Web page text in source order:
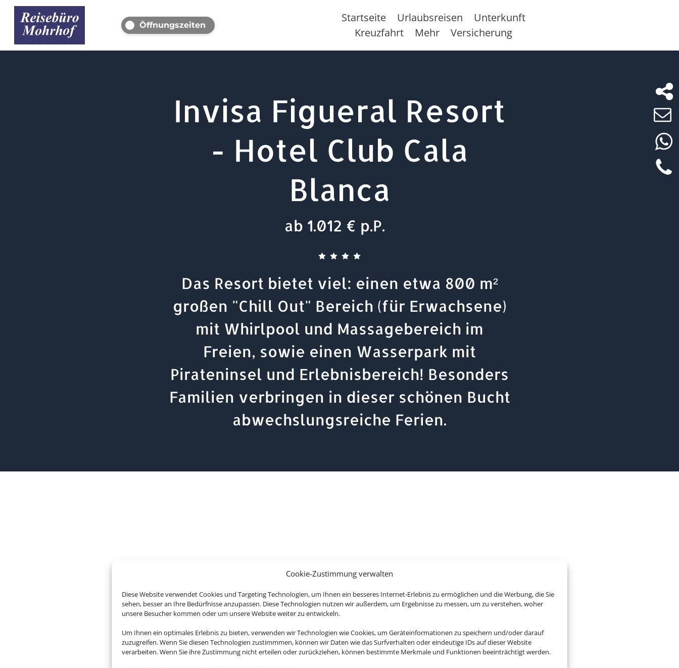
Cookie-Zustimmung verwalten
Diese Website verwendet Cookies und Targeting Technologien, um Ihnen ein besseres Internet-Erlebnis zu ermöglichen und die Werbung, die Sie
sehen, besser an Ihre Bedürfnisse anzupassen. Diese Technologien nutzen wir außerdem, um Ergebnisse zu messen, um zu verstehen, woher
unsere Besucher kommen oder um unsere Website weiter zu entwickeln.
Um Ihnen ein optimales Erlebnis zu bieten, verwenden wir Technologien wie Cookies, um Geräteinformationen zu speichern und/oder darauf
zuzugreifen. Wenn Sie diesen Technologien zustimmmen, können wir Daten wie das Surfverhalten oder eindeutige IDs auf dieser Website
verarbeiten. Wenn Sie ihre Zustimmung nicht erteilen oder zurückziehen, können bestimmte Merkmale und Funktionen beeinträchtigt werden.
Öffnungszeiten
Startseite Urlaubsreisen
Unterkunft
Kreuzfahrt
Mehr Versicherung
Invisa Figueral Resort
- Hotel Club Cala
Blanca
ab 1.012 € p.P.
Das Resort bietet viel: einen etwa 800 m²
großen "Chill Out" Bereich (für Erwachsene)
mit Whirlpool und Massagebereich im
Freien, sowie einen Wasserpark mit
Pirateninsel und Erlebnisbereich! Besonders
Familien verbringen in dieser schönen Bucht
abwechslungsreiche Ferien.